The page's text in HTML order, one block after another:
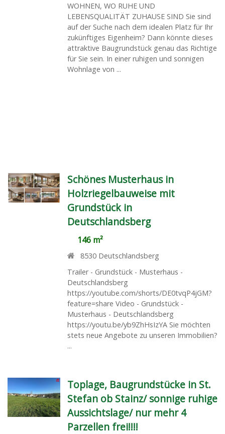
WOHNEN, WO RUHE UND
LEBENSQUALITÄT ZUHAUSE SIND Sie sind
auf der Suche nach dem idealen Platz für Ihr
zukünftiges Eigenheim? Dann könnte dieses
attraktive Baugrundstück genau das Richtige
für Sie sein. In einer ruhigen und sonnigen
Wohnlage von ...
Schönes Musterhaus in
Holzriegelbauweise mit
Grundstück in
Deutschlandsberg
146 m²
8530 Deutschlandsberg
Trailer - Grundstück - Musterhaus -
Deutschlandsberg
https://youtube.com/shorts/DE0tvqP4jGM?
feature=share Video - Grundstück -
Musterhaus - Deutschlandsberg
https://youtu.be/yb9ZhHsIzYA Sie möchten
stets neue Angebote zu unseren Immobilien?
...
Toplage, Baugrundstücke in St.
Stefan ob Stainz/ sonnige ruhige
Aussichtslage/ nur mehr 4
Parzellen frei!!!!